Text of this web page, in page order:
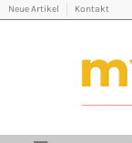
Neue Artikel Kontakt